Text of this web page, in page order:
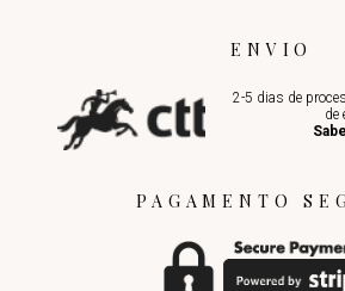
ENVIO
2-5 dias de
de
PAGAMENTO